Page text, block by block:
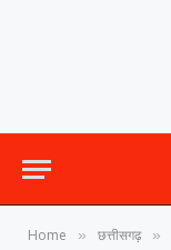
Home » छत्तीसगढ़ »